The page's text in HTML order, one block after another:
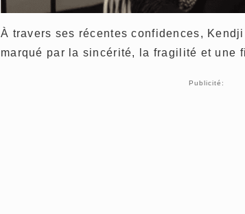
À travers ses récentes confidences,
marqué par la sincérité, la fragilité et une
Publicité: